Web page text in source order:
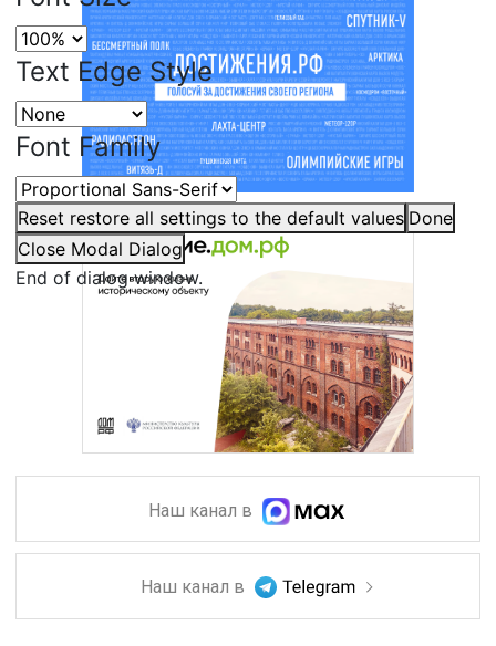
Text Edge Style
Font Family
Reset restore all settings to the default values Done
Close Modal Dialog
End of dialog window.
Наш канал в
Наш канал в